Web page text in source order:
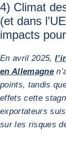
4) Climat
(et dans
impacts
En avril 2025,
en Allemagne
points, tandis
effets cette
exportateurs
sur les risques